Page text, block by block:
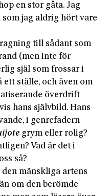
en stor gåta. Jag
som jag aldrig hört vare
till sådant som
(men inte för
själ som frossar i
ett ställe, och även om
överdrift
hans självbild. Hans
i genrefadern
grym eller rolig?
Vad är det i
så?
mänskliga artens
om den berömde